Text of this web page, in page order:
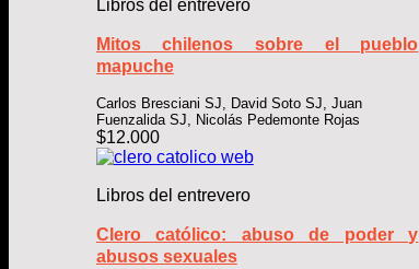
Libros del entrevero
Mitos chilenos sobre el pueblo
mapuche
Carlos Bresciani SJ, David Soto SJ, Juan
Fuenzalida SJ, Nicolás Pedemonte Rojas
$12.000
Libros del entrevero
Clero católico: abuso de poder y
abusos sexuales